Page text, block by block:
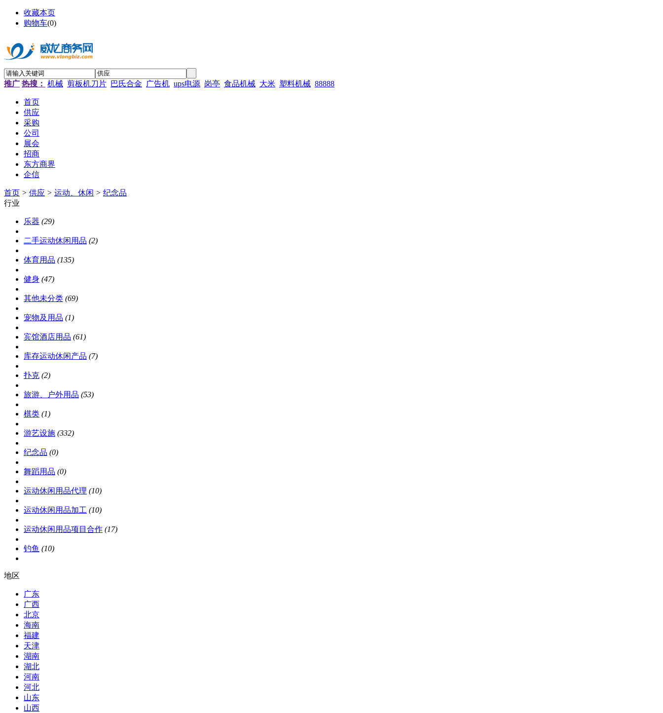
收藏本页
购物车(0)
推广 热搜： 机械 剪板机刀片 巴氏合金 广告机 ups电源 岗亭 食品机械 大米 塑料机械 88888
首页
供应
采购
公司
展会
招商
东方商界
企信
首页 > 供应 > 运动、休闲 > 纪念品
行业
乐器 (29)
二手运动休闲用品 (2)
体育用品 (135)
健身 (47)
其他未分类 (69)
宠物及用品 (1)
宾馆酒店用品 (61)
库存运动休闲产品 (7)
扑克 (2)
旅游、户外用品 (53)
棋类 (1)
游艺设施 (332)
纪念品 (0)
舞蹈用品 (0)
运动休闲用品代理 (10)
运动休闲用品加工 (10)
运动休闲用品项目合作 (17)
钓鱼 (10)
地区
广东
广西
北京
海南
福建
天津
湖南
湖北
河南
河北
山东
山西